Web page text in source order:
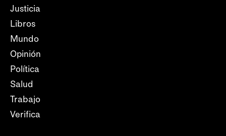
Justicia
Libros
Mundo
Opinión
Política
Salud
Trabajo
Verifica